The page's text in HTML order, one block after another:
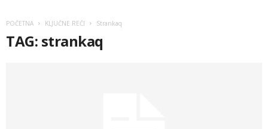
POČETNA KLJUČNE REČI Strankaq
TAG: strankaq